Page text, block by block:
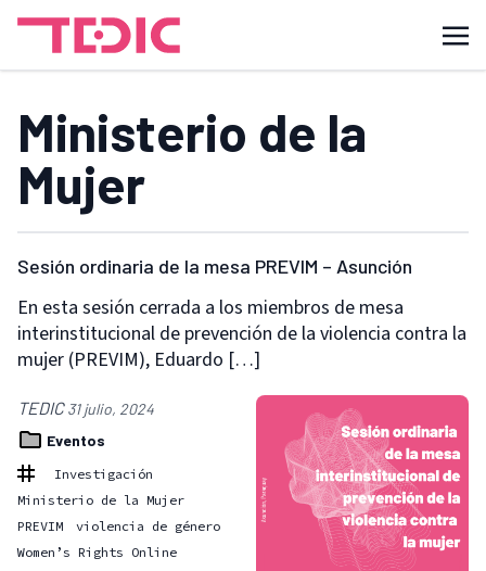
Ministerio de la
Mujer
Sesión ordinaria de la mesa PREVIM – Asunción
En esta sesión cerrada a los miembros de mesa
interinstitucional de prevención de la violencia contra la
mujer (PREVIM), Eduardo […]
TEDIC31 julio, 2024
Eventos
Investigación
Ministerio de la Mujer
PREVIM
violencia de género
Women’s Rights Online